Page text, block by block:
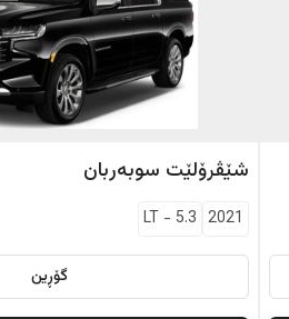
شێڤرۆلێت سوبەربان
2021
LT- 5.3
گۆڕین